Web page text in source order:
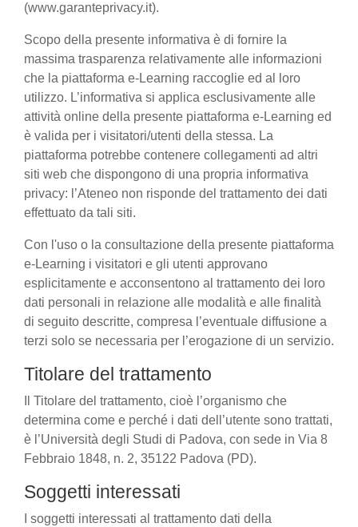
(www.garanteprivacy.it).
Scopo della presente informativa è di fornire la
massima trasparenza relativamente alle informazioni
che la piattaforma e-Learning raccoglie ed al loro
utilizzo. L’informativa si applica esclusivamente alle
attività online della presente piattaforma e-Learning ed
è valida per i visitatori/utenti della stessa. La
piattaforma potrebbe contenere collegamenti ad altri
siti web che dispongono di una propria informativa
privacy: l’Ateneo non risponde del trattamento dei dati
effettuato da tali siti.
Con l'uso o la consultazione della presente piattaforma
e-Learning i visitatori e gli utenti approvano
esplicitamente e acconsentono al trattamento dei loro
dati personali in relazione alle modalità e alle finalità
di seguito descritte, compresa l’eventuale diffusione a
terzi solo se necessaria per l’erogazione di un servizio.
Titolare del trattamento
Il Titolare del trattamento, cioè l’organismo che
determina come e perché i dati dell’utente sono trattati,
è l’Università degli Studi di Padova, con sede in Via 8
Febbraio 1848, n. 2, 35122 Padova (PD).
Soggetti interessati
I soggetti interessati al trattamento dati della